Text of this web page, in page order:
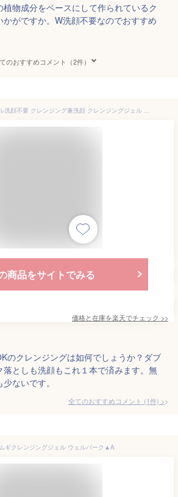
物成分をベースにして作られているク
かがですか。W洗顔不要なのでおすすめ
のおすすめコメント（2件）
クレンジング ダブル洗顔不要 クレンジング兼洗顔 クレンジングジェル 無添加 化粧落とし 泡 毛穴 洗顔 オイルフリー ヒアルロン酸 メイク落とし 基礎化粧品 スキンケア 敏感肌 マツエクOK 40代 50代 エイジングケア 乾燥 洗顔ソープ 日本製 1本で2役 花粉 落ちる
商品をサイトでみる
価格と在庫を楽天でチェック >>
のクレンジングは如何でしょうか？ダブ
落としも洗顔もこれ１本で済みます。無
ないです。
全てのおすすめコメント (1件) >
ギクレンジングジェル ウェルパーク▲A